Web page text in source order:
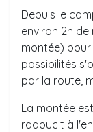
Depuis le
environ 2h
montée) pour
possibilités
par la route,
La montée
radoucit à